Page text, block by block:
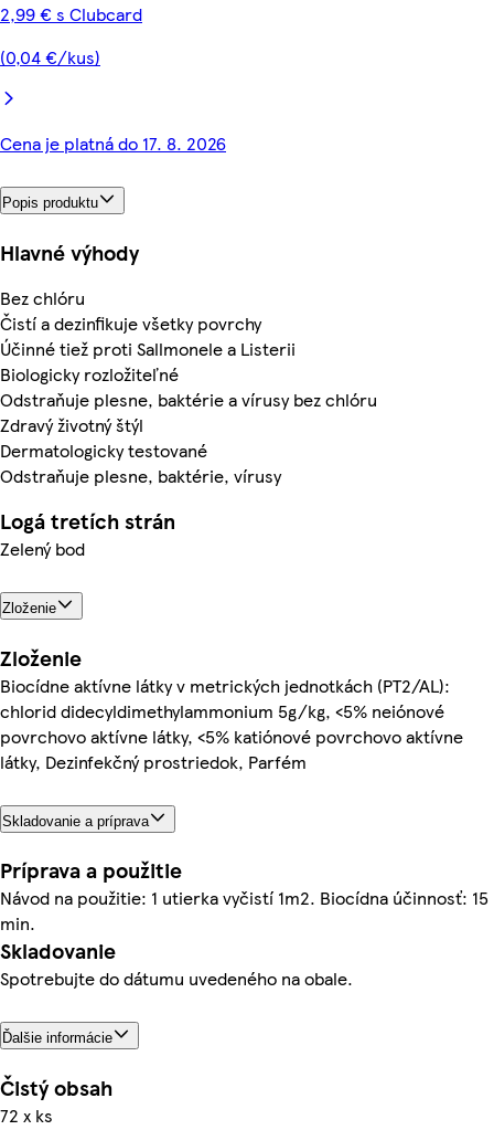
2,99 € s Clubcard
(0,04 €/kus)
Cena je platná do 17. 8. 2026
Popis produktu
Hlavné výhody
Bez chlóru
Čistí a dezinfikuje všetky povrchy
Účinné tiež proti Sallmonele a Listerii
Biologicky rozložiteľné
Odstraňuje plesne, baktérie a vírusy bez chlóru
Zdravý životný štýl
Dermatologicky testované
Odstraňuje plesne, baktérie, vírusy
Logá tretích strán
Zelený bod
Zloženie
Zloženie
Biocídne aktívne látky v metrických jednotkách (PT2/AL):
chlorid didecyldimethylammonium 5g/kg, <5% neiónové
povrchovo aktívne látky, <5% katiónové povrchovo aktívne
látky, Dezinfekčný prostriedok, Parfém
Skladovanie a príprava
Príprava a použitie
Návod na použitie: 1 utierka vyčistí 1m2. Biocídna účinnosť: 15
min.
Skladovanie
Spotrebujte do dátumu uvedeného na obale.
Ďalšie informácie
Čistý obsah
72 x ks